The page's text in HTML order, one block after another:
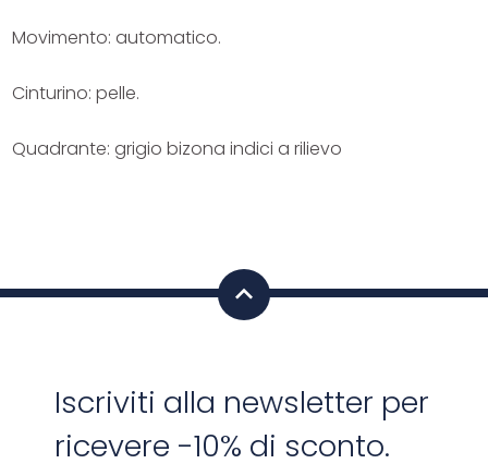
Movimento: automatico.
Cinturino: pelle.
Quadrante: grigio bizona indici a rilievo
Iscriviti alla newsletter per
ricevere -10% di sconto.